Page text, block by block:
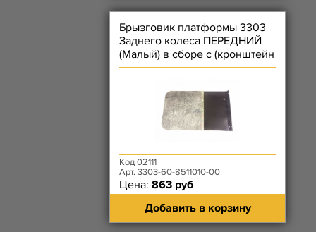
Брызговик платформы 3303
Заднего колеса ПЕРЕДНИЙ
(Малый) в сборе с (кронштейн
+ резина)
Код 02111
Арт. 3303-60-8511010-00
Цена: 863 руб
Добавить в корзину